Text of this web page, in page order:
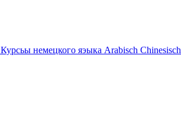
Курсьы немецкого яэыка Arabisch Chinesisch